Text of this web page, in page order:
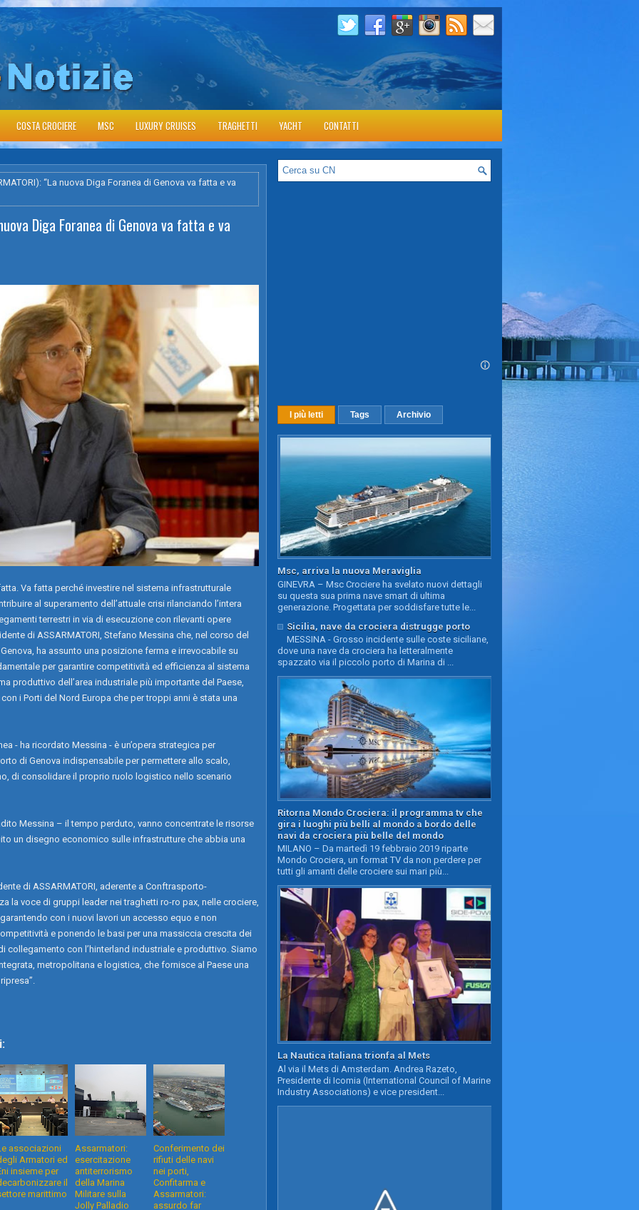
COSTA CROCIERE MSC LUXURY CRUISES TRAGHETTI YACHT CONTATTI
“La nuova Diga Foranea di Genova va fatta e va
Diga Foranea di Genova va fatta e va
Va fatta perché investire nel sistema infrastrutturale
al superamento dell’attuale crisi rilanciando l’intera
terrestri in via di esecuzione con rilevanti opere
di ASSARMATORI, Stefano Messina che, nel corso del
ha assunto una posizione ferma e irrevocabile su
per garantire competitività ed efficienza al sistema
produttivo dell’area industriale più importante del Paese,
i Porti del Nord Europa che per troppi anni è stata una
- ha ricordato Messina - è un’opera strategica per
di Genova indispensabile per permettere allo scalo,
di consolidare il proprio ruolo logistico nello scenario
Messina – il tempo perduto, vanno concentrate le risorse
un disegno economico sulle infrastrutture che abbia una
di ASSARMATORI, aderente a Conftrasporto-
la voce di gruppi leader nei traghetti ro-ro pax, nelle crociere,
con i nuovi lavori un accesso equo e non
e ponendo le basi per una massiccia crescita dei
con l’hinterland industriale e produttivo. Siamo
metropolitana e logistica, che fornisce al Paese una
associazioni
Armatori ed
insieme per
il
marittimo
Assarmatori:
esercitazione
antiterrorismo
della Marina
Militare sulla
Jolly Palladio
Conferimento dei
rifiuti delle navi
nei porti,
Confitarma e
Assarmatori:
assurdo far
I più letti Tags Archivio
Msc, arriva la nuova Meraviglia
GINEVRA – Msc Crociere ha svelato nuovi dettagli
su questa sua prima nave smart di ultima
generazione. Progettata per soddisfare tutte le...
Sicilia, nave da crociera distrugge porto
MESSINA - Grosso incidente sulle coste siciliane,
dove una nave da crociera ha letteralmente
spazzato via il piccolo porto di Marina di ...
Ritorna Mondo Crociera: il programma tv che
gira i luoghi più belli al mondo a bordo delle
navi da crociera più belle del mondo
MILANO – Da martedì 19 febbraio 2019 riparte
Mondo Crociera, un format TV da non perdere per
tutti gli amanti delle crociere sui mari più...
La Nautica italiana trionfa al Mets
Al via il Mets di Amsterdam. Andrea Razeto,
Presidente di Icomia (International Council of Marine
Industry Associations) e vice president...